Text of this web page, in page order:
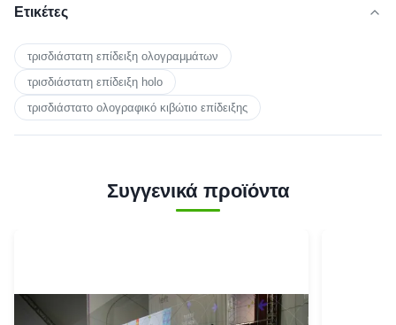
Ετικέτες
τρισδιάστατη επίδειξη ολογραμμάτων
τρισδιάστατη επίδειξη holo
τρισδιάστατο ολογραφικό κιβώτιο επίδειξης
Συγγενικά προϊόντα